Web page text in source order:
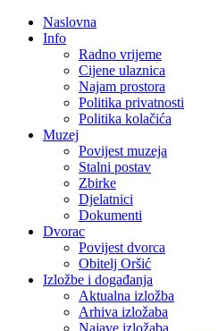
Naslovna
Info
Radno vrijeme
Cijene ulaznica
Najam prostora
Politika privatnosti
Politika kolačića
Muzej
Povijest muzeja
Stalni postav
Zbirke
Djelatnici
Dokumenti
Dvorac
Povijest dvorca
Obitelj Oršić
Izložbe i događanja
Aktualna izložba
Arhiva izložaba
Najave izložaba